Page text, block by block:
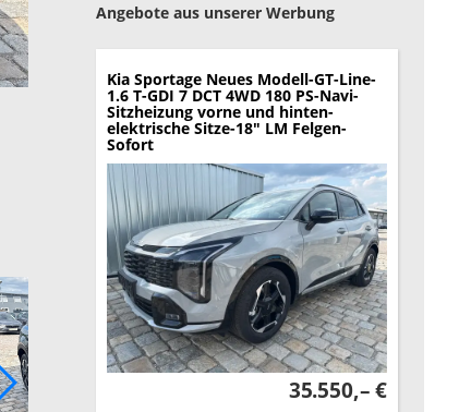
Angebote aus unserer Werbung
Kia Sportage Neues Modell-GT-Line-
1.6 T-GDI 7 DCT 4WD 180 PS-Navi-
Sitzheizung vorne und hinten-
elektrische Sitze-18" LM Felgen-
Sofort
35.550,– €